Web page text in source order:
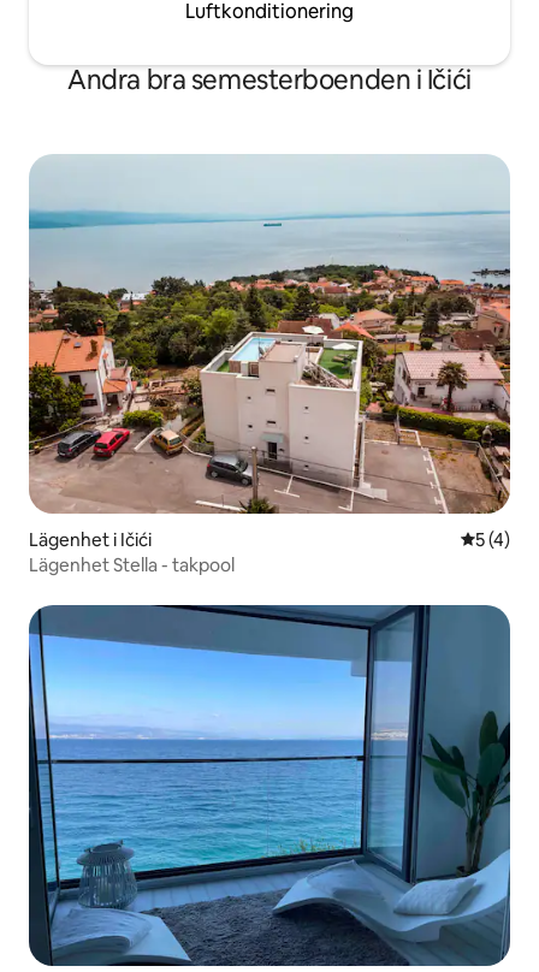
Luftkonditionering
Andra bra semesterboenden i Ičići
Lägenhet i Ičići 5 av 5 i
5 (4)
Lägenhet Stella - takpool